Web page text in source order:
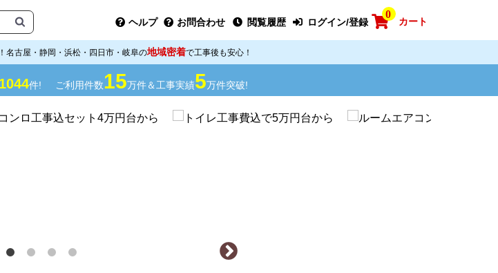
ヘルプ お問合わせ 閲覧履歴 ログイン/登録
0
カート
名古屋・静岡・浜松・四日市・岐阜の地域密着で工事後も安心！
1044件! ご利用件数15万件＆工事実績5万件突破!